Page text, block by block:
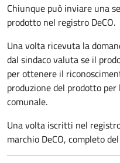
Chiunque può inviare una
prodotto nel registro DeCO.
Una volta ricevuta la
dal sindaco valuta se il
per ottenere il
produzione del prodotto
comunale.
Una volta iscritti nel
marchio DeCO, completo